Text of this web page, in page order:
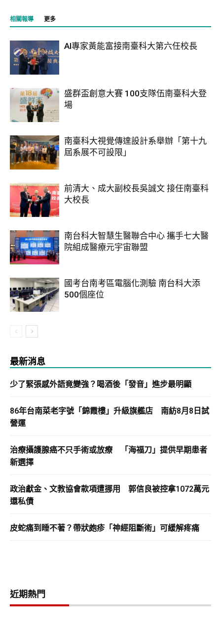
相關報導 更多
AI專家黃能富接南臺科大第六任校長
盛群盃創意大賽 100支隊伍南臺科大登
場
南臺科大視覺傳達設計系舉辦「第十九
屆系展不可設限」
前清大、成大副校長吳誠文 接任南臺科
大校長
南台科大智慧生醫聯合中心 攜手七大醫
院組成醫療元宇宙聯盟
國考台南考區電腦化測驗 南台科大添
500個座位
最新消息
少了緊張感外語竟變強？喝酒後「發音」進步最明顯
86年台南菜老字號「錦霞樓」升級旗艦店 南紡8月8日試
營運
治療攝護腺癌不只手術或放療 「海福刀」提供早期患者
新選擇
政治獻金、文教協會款項遭挪用 郭信良被控拿1072萬元
還私債
皮蛇痛到睡不著？帶狀皰疹「神經阻斷術」可緩解疼痛
近期熱門